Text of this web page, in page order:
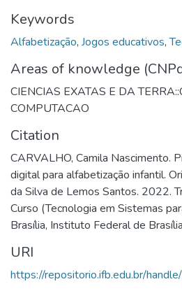
Keywords
Alfabetização, Jogos educativos,
Areas of knowledge
CIENCIAS EXATAS E DA
COMPUTACAO
Citation
CARVALHO, Camila Nascimento.
digital para alfabetização infantil.
da Silva de Lemos Santos. 2022.
Curso (Tecnologia em Sistemas
Brasília, Instituto Federal de
URI
https://repositorio.ifb.edu.br/